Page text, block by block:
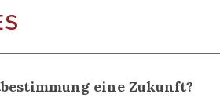
eine Zukunft?